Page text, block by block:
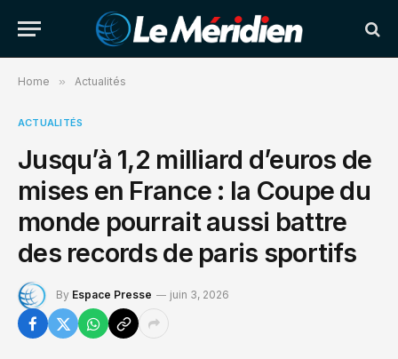
Home » Actualités
ACTUALITÉS
Jusqu’à 1,2 milliard d’euros de
mises en France : la Coupe du
monde pourrait aussi battre
des records de paris sportifs
By Espace Presse juin 3, 2026